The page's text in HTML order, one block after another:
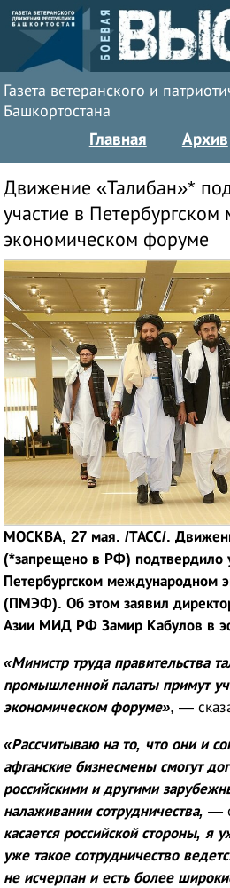
Газета ветеранского и
Башкортостана
Главная Архив
Движение «Талибан»*
участие в
экономическом форуме
МОСКВА, 27 мая. /ТАСС/.
(*запрещено в РФ) подтвердило
Петербургском международном
(ПМЭФ). Об этом заявил
Азии МИД РФ Замир Кабулов в
«Министр труда правительства
промышленной палаты примут
экономическом форуме», —
«Рассчитываю на то, что они и
афганские бизнесмены смогут
российскими и другими
налаживании сотрудничества, —
касается российской стороны, я
уже такое сотрудничество
не исчерпан и есть более